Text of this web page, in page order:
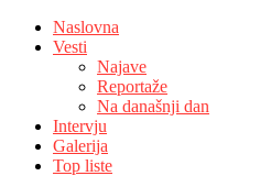
Naslovna
Vesti
Najave
Reportaže
Na današnji dan
Intervju
Galerija
Top liste